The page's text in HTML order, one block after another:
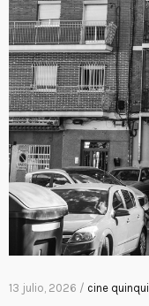
13 julio, 2026 / cine quinqui